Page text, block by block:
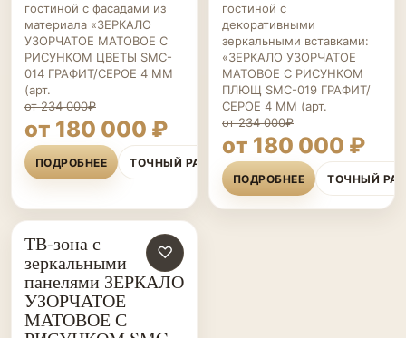
гостиной с фасадами из
материала «ЗЕРКАЛО
УЗОРЧАТОЕ МАТОВОЕ С
РИСУНКОМ ЦВЕТЫ SMC-
014 ГРАФИТ/СЕРОЕ 4 ММ
(арт.
от 234 000₽
от 180 000 ₽
ПОДРОБНЕЕ ТОЧНЫЙ РАСЧЁТ
гостиной с
декоративными
зеркальными вставками:
«ЗЕРКАЛО УЗОРЧАТОЕ
МАТОВОЕ С РИСУНКОМ
ПЛЮЩ SMC-019 ГРАФИТ/
СЕРОЕ 4 ММ (арт.
от 234 000₽
от 180 000 ₽
ПОДРОБНЕЕ ТОЧНЫЙ
ГОСТИНЫЕ НА ЗАКАЗ
♡
ТВ-зона с
зеркальными
панелями ЗЕРКАЛО
УЗОРЧАТОЕ
МАТОВОЕ С